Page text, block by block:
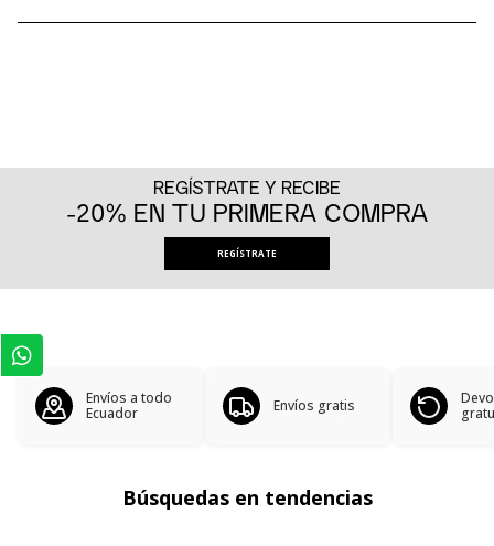
REGÍSTRATE Y RECIBE
-20% EN TU PRIMERA COMPRA
REGÍSTRATE
Envíos a todo
Ecuador
Envíos gratis
Búsquedas en tendencias